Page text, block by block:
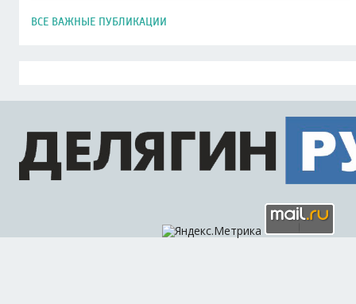
ВСЕ ВАЖНЫЕ ПУБЛИКАЦИИ